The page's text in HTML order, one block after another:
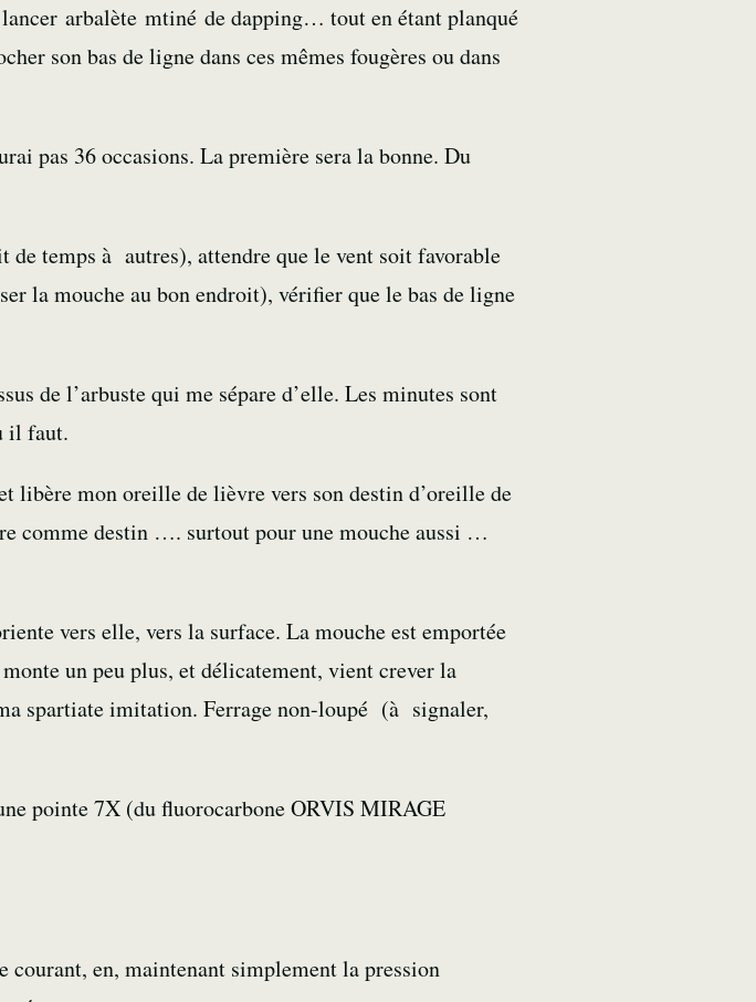
lancer arbalète mtiné de dapping… tout en étant planqué
son bas de ligne dans ces mêmes fougères ou dans
pas 36 occasions. La première sera la bonne. Du
temps à autres), attendre que le vent soit favorable
la mouche au bon endroit), vérifier que le bas de ligne
de l’arbuste qui me sépare d’elle. Les minutes sont
il faut.
libère monoreille de lièvrevers son destin d’oreille de
comme destin …. surtout pour une mouche aussi …
vers elle, vers la surface. La mouche est emportée
un peu plus, et délicatement, vient crever la
spartiate imitation. Ferrage non-loupé (à signaler,
pointe 7X (dufluorocarbone ORVIS MIRAGE
courant, en, maintenant simplement la pression